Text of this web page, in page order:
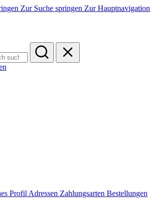
Zur Suche springen Zur Hauptnavigation
Profil Adressen Zahlungsarten Bestellungen